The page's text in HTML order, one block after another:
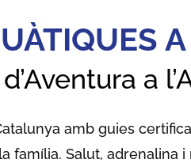
a
amb guies
família. Salut, adrenalina